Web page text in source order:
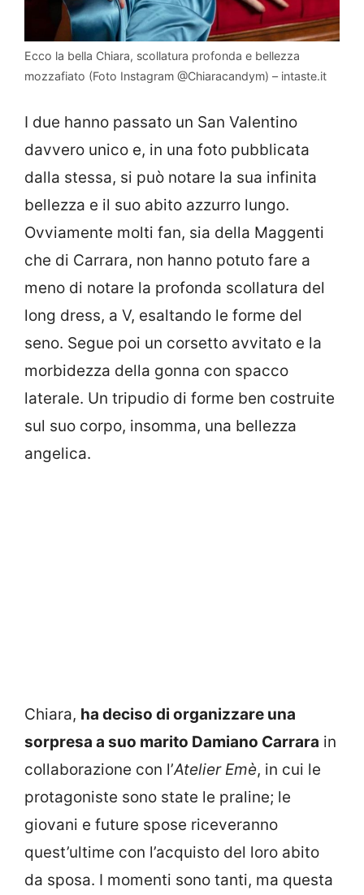
Ecco la bella Chiara, scollatura profonda e bellezza
mozzafiato (Foto Instagram @Chiaracandym) – intaste.it
I due hanno passato un San Valentino
davvero unico e, in una foto pubblicata
dalla stessa, si può notare la sua infinita
bellezza e il suo abito azzurro lungo.
Ovviamente molti fan, sia della Maggenti
che di Carrara, non hanno potuto fare a
meno di notare la profonda scollatura del
long dress, a V, esaltando le forme del
seno. Segue poi un corsetto avvitato e la
morbidezza della gonna con spacco
laterale. Un tripudio di forme ben costruite
sul suo corpo, insomma, una bellezza
angelica.
Chiara, ha deciso di organizzare una
sorpresa a suo marito Damiano Carrara in
collaborazione con l’Atelier Emè, in cui le
protagoniste sono state le praline; le
giovani e future spose riceveranno
quest’ultime con l’acquisto del loro abito
da sposa. I momenti sono tanti, ma questa